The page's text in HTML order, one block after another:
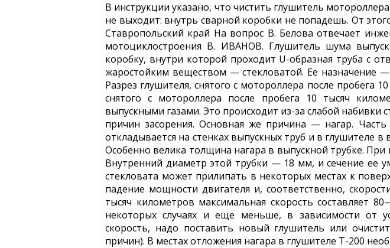
В инструкции указано, что чистить глушитель
не выходит: внутрь сварной коробки не попадешь. От
Ставропольский край На вопрос В. Белова отвечает
мотоциклостроения В. ИВАНОВ. Глушитель шума
коробку, внутри которой проходит U-образная труба с
жаростойким веществом — стекловатой. Ее назначение
Разрез глушителя, снятого с мотороллера после пробега
снятого с мотороллера после пробега 10 тысяч
выпускными газами. Это происходит из-за слабой набивки
причин засорения. Основная же причина — нагар.
откладывается на стенках выпускных труб и в глушителе
Особенно велика толщина нагара в выпускной трубке.
Внутренний диаметр этой трубки — 18 мм, и сечение ее
стекловата может прилипать в некоторых местах к
падение мощности двигателя и, соответственно,
тысяч километров максимальная скорость составляет
некоторых случаях и еще меньше, в зависимости от
скорость, надо поставить новый глушитель или
причин). В местах отложения нагара в глушителе Т-200